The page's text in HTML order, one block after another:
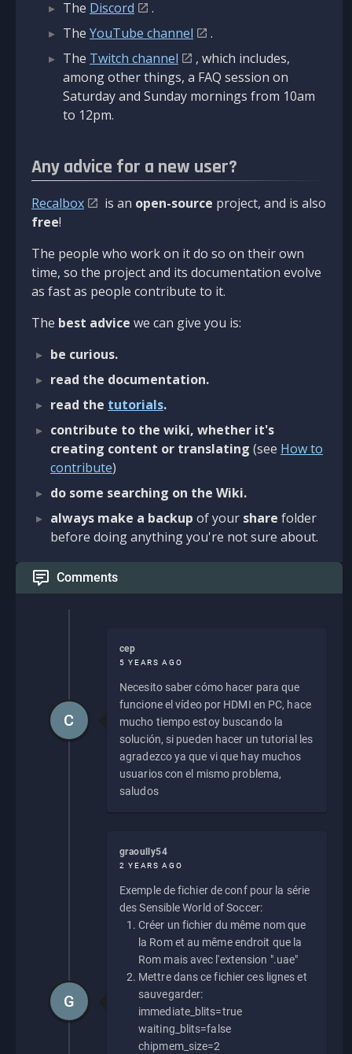
The Discord
.
The YouTube channel
.
The Twitch channel
, which includes,
among other things, a FAQ session on
Saturday and Sunday mornings from 10am
to 12pm.
Any advice for a new user?
Recalbox is an open-source project, and is also
free!
The people who work on it do so on their own
time, so the project and its documentation evolve
as fast as people contribute to it.
The best advice we can give you is:
be curious.
read the documentation.
read the tutorials.
contribute to the wiki, whether it's
creating content or translating (see How to
contribute)
do some searching on the Wiki.
always make a backup of your share folder
before doing anything you're not sure about.
Comments
cep
5 YEARS AGO
Necesito saber cómo hacer para que
funcione el vídeo por HDMI en PC, hace
mucho tiempo estoy buscando la
solución, si pueden hacer un tutorial les
agradezco ya que vi que hay muchos
usuarios con el mismo problema,
saludos
C
graoully54
2 YEARS AGO
Exemple de fichier de conf pour la série
des Sensible World of Soccer:
Créer un fichier du même nom que
la Rom et au même endroit que la
Rom mais avec l'extension ".uae"
Mettre dans ce fichier ces lignes et
sauvegarder:
immediate_blits=true
waiting_blits=false
chipmem_size=2
G